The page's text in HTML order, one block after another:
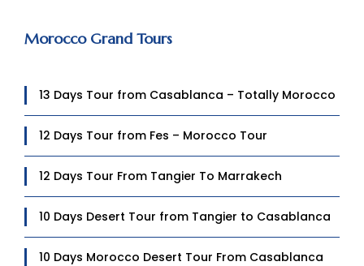
Morocco Grand Tours
13 Days Tour from Casablanca – Totally Morocco
12 Days Tour from Fes – Morocco Tour
12 Days Tour From Tangier To Marrakech
10 Days Desert Tour from Tangier to Casablanca
10 Days Morocco Desert Tour From Casablanca